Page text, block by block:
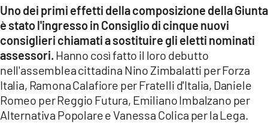
App
ANDROID
APPLE
Uno dei primi effetti della composizione della Giunta
è stato l'ingresso in Consiglio di cinque nuovi
consiglieri chiamati a sostituire gli eletti nominati
assessori. Hanno così fatto il loro debutto
nell'assemblea cittadina Nino Zimbalatti per Forza
Italia, Ramona Calafiore per Fratelli d'Italia, Daniele
Romeo per Reggio Futura, Emiliano Imbalzano per
Alternativa Popolare e Vanessa Colica per la Lega.